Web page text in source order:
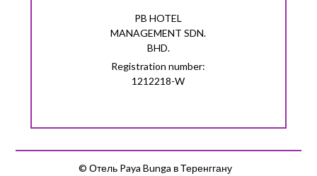
PB HOTEL
MANAGEMENT SDN.
BHD.
Registration number:
1212218-W
© Отель Paya Bunga в Теренггану